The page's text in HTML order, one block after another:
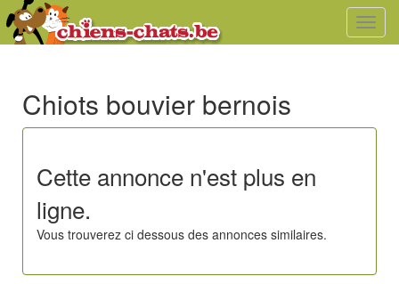
Chiots bouvier bernois
Cette annonce n'est plus en
ligne.
Vous trouverez ci dessous des annonces similaires.